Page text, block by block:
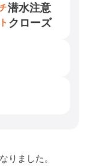
潜水注意
クローズ
りました。